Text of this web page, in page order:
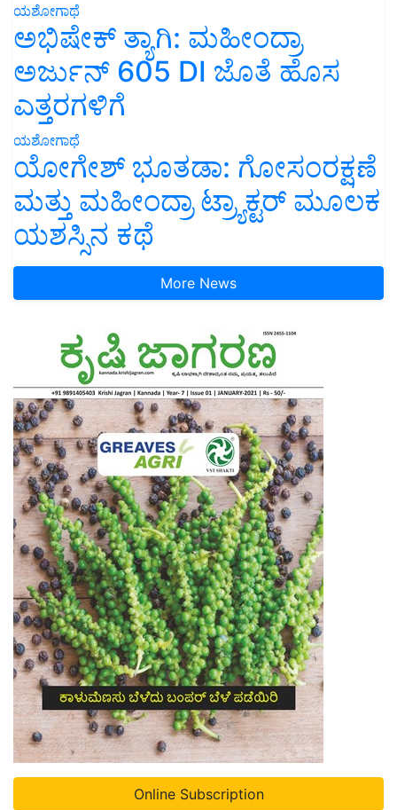
ಯಶೋಗಾಥೆ
ಅಭಿಷೇಕ್ ತ್ಯಾಗಿ: ಮಹೀಂದ್ರಾ
ಅರ್ಜುನ್ 605 DI ಜೊತೆ ಹೊಸ
ಎತ್ತರಗಳಿಗೆ
ಯಶೋಗಾಥೆ
ಯೋಗೇಶ್ ಭೂತಡಾ: ಗೋಸಂರಕ್ಷಣೆ
ಮತ್ತು ಮಹೀಂದ್ರಾ ಟ್ರ್ಯಾಕ್ಟರ್ ಮೂಲಕ
ಯಶಸ್ಸಿನ ಕಥೆ
More News
Online Subscription